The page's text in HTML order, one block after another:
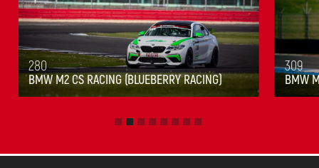
280
BMW M2 CS RACING (BLUEBERRY RACING)
309
BMW